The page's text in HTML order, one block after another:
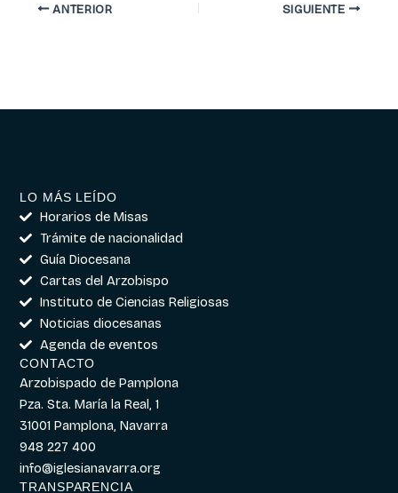
ANTERIOR SIGUIENTE
LO MÁS LEÍDO
Horarios de Misas
Trámite de nacionalidad
Guía Diocesana
Cartas del Arzobispo
Instituto de Ciencias Religiosas
Noticias diocesanas
Agenda de eventos
CONTACTO
Arzobispado de Pamplona
Pza. Sta. María la Real, 1
31001 Pamplona, Navarra
948 227 400
info@iglesianavarra.org
TRANSPARENCIA